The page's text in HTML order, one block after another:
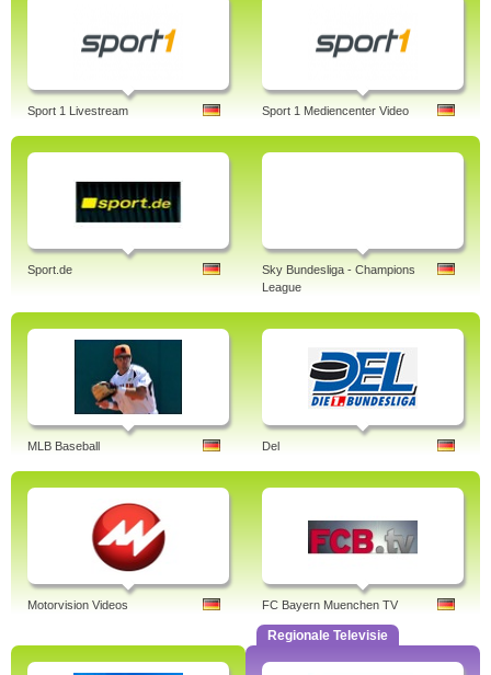
Sport 1 Livestream Sport 1 Mediencenter Video
Sport.de
Sky Bundesliga - Champions
League
MLB Baseball Del
Motorvision Videos FC Bayern Muenchen TV
Regionale Televisie